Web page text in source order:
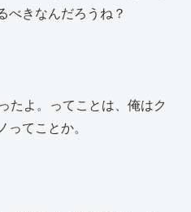
べきなんだろうね？
たよ。ってことは、俺はク
てことか。